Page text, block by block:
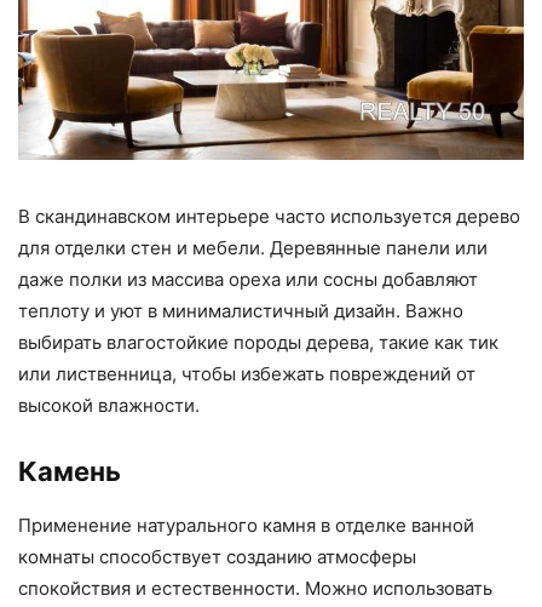
В скандинавском интерьере часто используется дерево
для отделки стен и мебели. Деревянные панели или
даже полки из массива ореха или сосны добавляют
теплоту и уют в минималистичный дизайн. Важно
выбирать влагостойкие породы дерева, такие как тик
или лиственница, чтобы избежать повреждений от
высокой влажности.
Камень
Применение натурального камня в отделке ванной
комнаты способствует созданию атмосферы
спокойствия и естественности. Можно использовать